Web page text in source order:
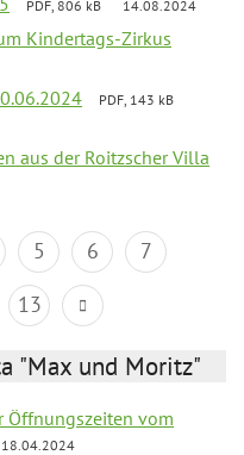
PDF, 806 kB 14.08.2024
Kindertags-Zirkus
PDF, 143 kB
aus der Roitzscher Villa
5 6
7
13
"Max und Moritz"
Öffnungszeiten vom
18.04.2024